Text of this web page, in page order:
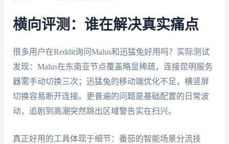
横向评测：谁在解决真实痛点
很多用户在Reddit询问Malus和迅猛兔好用吗？实际测试
发现：Malus在东南亚节点覆盖略显稀疏，连接昆明服务
器需手动切换三次；迅猛兔的移动端优化不足，横竖屏
切换容易断开连接。更普遍的问题是基础配置的日常波
动，追剧到高潮突然跳出区域警告实在扫兴。
真正好用的工具体现于细节：番茄的智能场景分流技